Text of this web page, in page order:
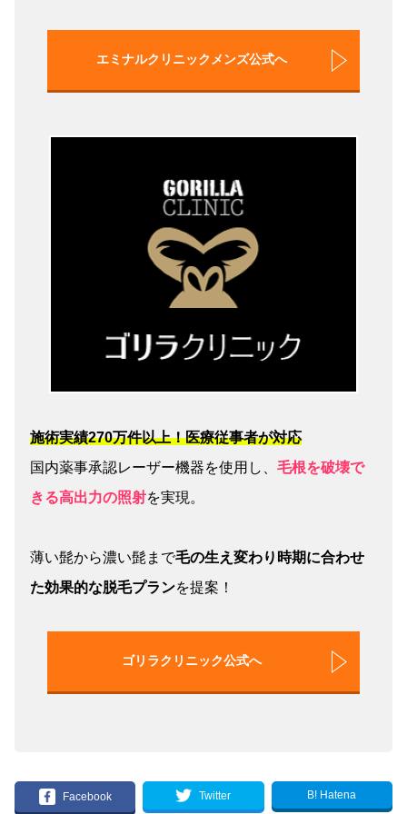
エミナルクリニックメンズ公式へ
施術実績270万件以上！医療従事者が対応
国内薬事承認レーザー機器を使用し、 毛根を破壊で
きる高出力の照射を実現。
薄い髭から濃い髭まで毛の生え変わり時期に合わせ
た効果的な脱毛プランを提案！
ゴリラクリニック公式へ
Facebook Twitter B! Hatena